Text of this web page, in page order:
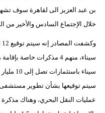
بن عبد العزيز الى لقاهرة سوف تشهد توقيع 24
خلال الإجتماع السادس والأخير من
سيناء، منهم 4 مذكرات
سيناء
سيتم توقيعها بشأن تطوير مستشفى
عمليات النقل البحري، وهناك